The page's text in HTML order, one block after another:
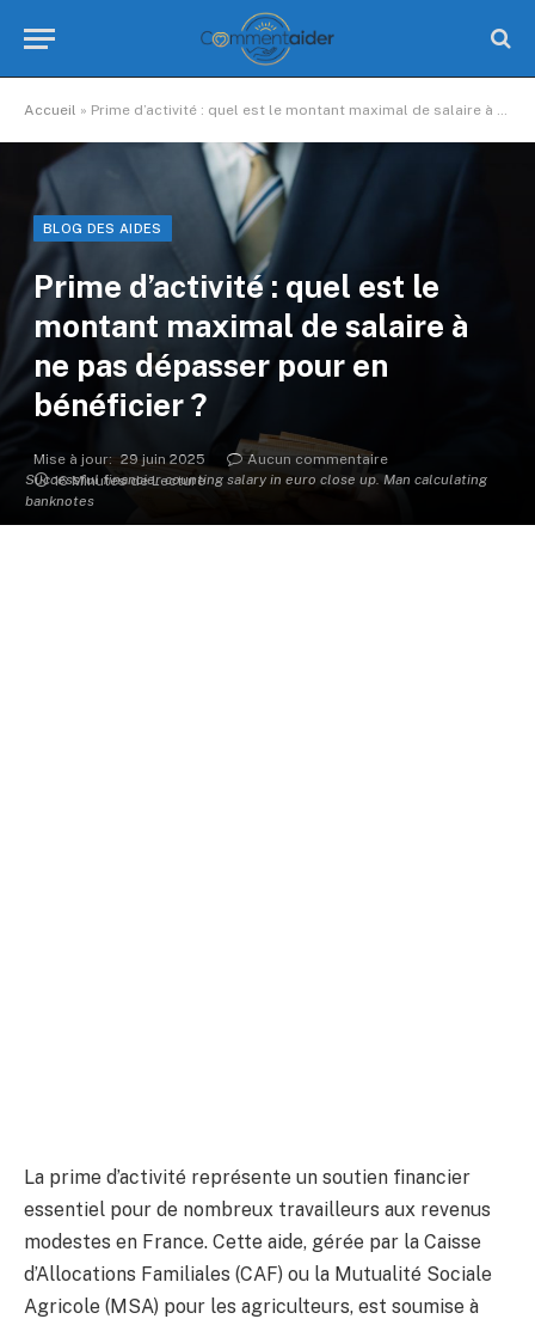
Accueil » Prime d’activité : quel est le montant maximal de salaire à ne pas dépasser pour en bénéficier ?
Successful financier counting salary in euro close up. Man calculating
banknotes
BLOG DES AIDES
Prime d’activité : quel est le
montant maximal de salaire à
ne pas dépasser pour en
bénéficier ?
Mise à jour: 29 juin 2025
Aucun commentaire
16 Minutes de Lecture
La prime d’activité représente un soutien financier
essentiel pour de nombreux travailleurs aux revenus
modestes en France. Cette aide, gérée par la Caisse
d’Allocations Familiales (CAF) ou la Mutualité Sociale
Agricole (MSA) pour les agriculteurs, est soumise à